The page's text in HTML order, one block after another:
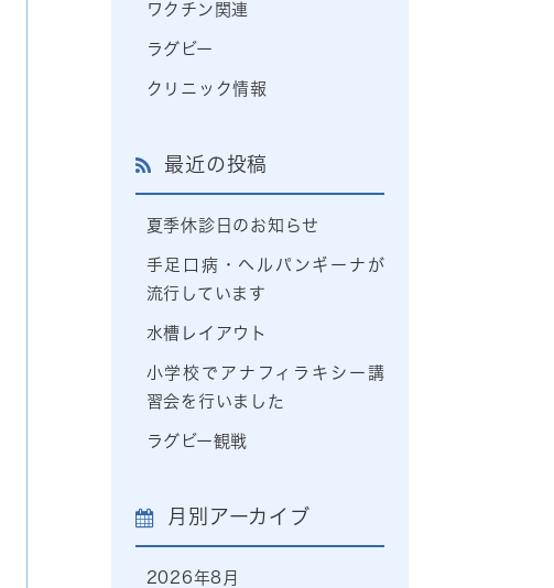
ワクチン関連
ラグビー
クリニック情報
最近の投稿
夏季休診日のお知らせ
手足口病・ヘルパンギーナが
流行しています
水槽レイアウト
小学校でアナフィラキシー講
習会を行いました
ラグビー観戦
月別アーカイブ
2026年8月